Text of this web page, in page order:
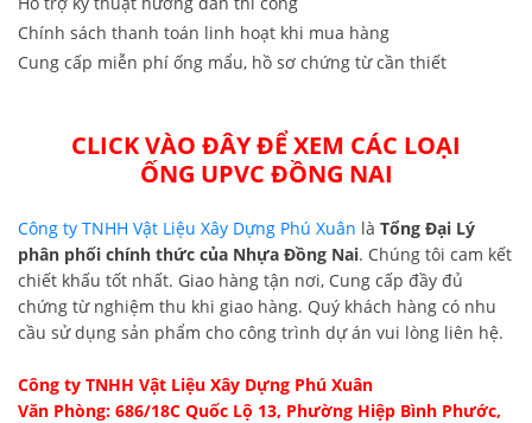
Chính sách thanh toán linh hoạt khi mua hàng
Cung cấp miễn phí ống mẩu, hồ sơ chứng từ cần thiết
CLICK VÀO ĐÂY ĐỂ XEM CÁC LOẠI
ỐNG UPVC ĐỒNG NAI
Công ty TNHH Vật Liệu Xây Dựng Phú Xuân là Tổng Đại Lý
phân phối chính thức của Nhựa Đồng Nai. Chúng tôi cam kết
chiết khấu tốt nhất. Giao hàng tận nơi, Cung cấp đầy đủ
chứng từ nghiệm thu khi giao hàng. Quý khách hàng có nhu
cầu sử dụng sản phẩm cho công trình dự án vui lòng liên hệ.
Công ty TNHH Vật Liệu Xây Dựng Phú Xuân
Văn Phòng: 686/18C Quốc Lộ 13, Phường Hiệp Bình Phước,